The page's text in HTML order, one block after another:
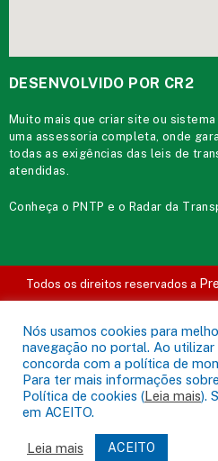
DESENVOLVIDO POR CR2
Muito mais quecriar site ou
uma assessoria completa, onde
todas as exigências das leis de
atendidas.
Conheça oPNTP e o Radar da
Todos os direitos reservados a
Nós usamos cookies para
navegação no portal. Ao
concorda com a política de
Para ter mais informações
Política de cookies (Leia mais).
em ACEITO.
Leia mais ACEITO